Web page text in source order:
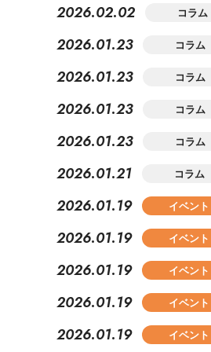
2026.02.02 コラム
2026.01.23 コラム
2026.01.23 コラム
2026.01.23 コラム
2026.01.23 コラム
2026.01.21 コラム
2026.01.19 イベント
2026.01.19 イベント
2026.01.19 イベント
2026.01.19 イベント
2026.01.19 イベント